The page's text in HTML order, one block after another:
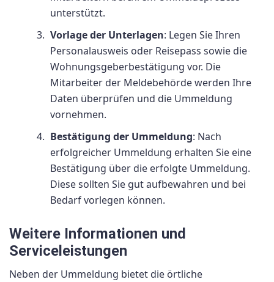
unterstützt.
Vorlage der Unterlagen: Legen Sie Ihren
Personalausweis oder Reisepass sowie die
Wohnungsgeberbestätigung vor. Die
Mitarbeiter der Meldebehörde werden Ihre
Daten überprüfen und die Ummeldung
vornehmen.
Bestätigung der Ummeldung: Nach
erfolgreicher Ummeldung erhalten Sie eine
Bestätigung über die erfolgte Ummeldung.
Diese sollten Sie gut aufbewahren und bei
Bedarf vorlegen können.
Weitere Informationen und
Serviceleistungen
Neben der Ummeldung bietet die örtliche